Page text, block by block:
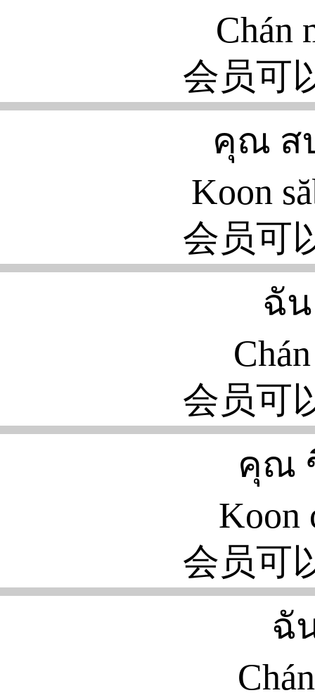
Chán
会员可
คุณ ส
Koon
会员可
ฉั
会员可
คุณ
Koon
会员可
ฉั